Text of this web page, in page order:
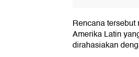
Rencana
Amerika Latin
dirahasiakan